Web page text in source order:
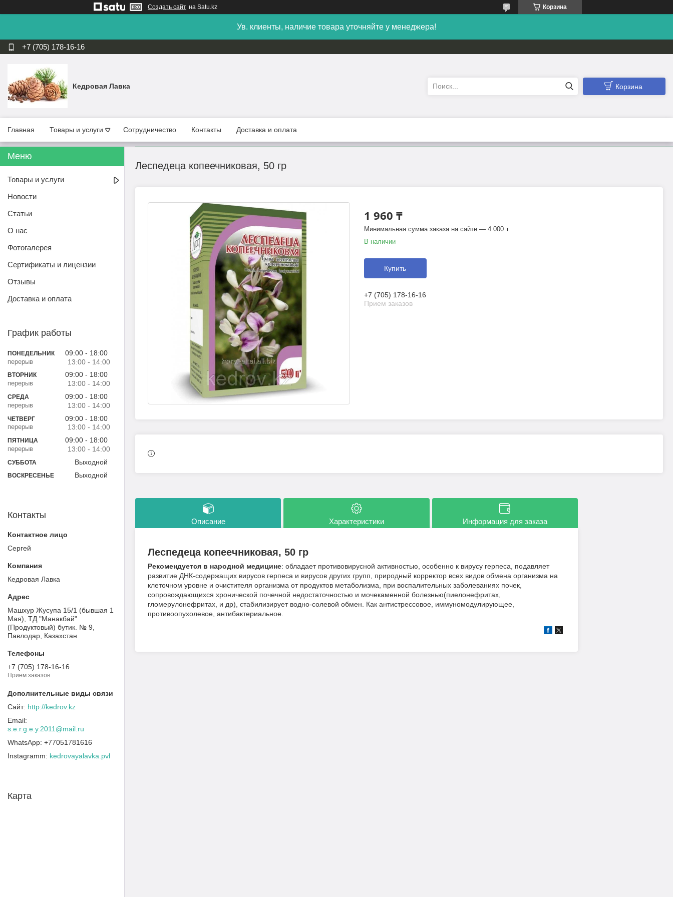
Создать сайт на Satu.kz Корзина
Ув. клиенты, наличие товара уточняйте у менеджера!
+7 (705) 178-16-16
Кедровая Лавка Корзина
Главная Товары и услуги Сотрудничество Контакты Доставка и оплата
Леспедеца копеечниковая, 50 гр
1 960 ₸
Минимальная сумма заказа на сайте — 4 000 ₸
В наличии
Купить
+7 (705) 178-16-16
Прием заказов
Описание Характеристики Информация для заказа
Леспедеца копеечниковая, 50 гр
Рекомендуется в народной медицине: обладает противовирусной активностью, особенно к вирусу герпеса, подавляет
развитие ДНК-содержащих вирусов герпеса и вирусов других групп, природный корректор всех видов обмена организма на
клеточном уровне и очистителя организма от продуктов метаболизма, при воспалительных заболеваниях почек,
сопровождающихся хронической почечной недостаточностью и мочекаменной болезнью(пиелонефритах,
гломерулонефритах, и др), стабилизирует водно-солевой обмен. Как антистрессовое, иммуномодулирующее,
противоопухолевое, антибактериальное.
Товары и услуги
Новости
Статьи
О нас
Фотогалерея
Сертификаты и лицензии
Отзывы
Доставка и оплата
График работы
ПОНЕДЕЛЬНИК 09:00
18:00
13:00
14:00
ВТОРНИК 09:00
18:00
13:00
14:00
СРЕДА 09:00
18:00
13:00
14:00
ЧЕТВЕРГ 09:00
18:00
13:00
14:00
ПЯТНИЦА 09:00
18:00
13:00
14:00
СУББОТА Выходной
ВОСКРЕСЕНЬЕ Выходной
Контакты
Сергей
Кедровая Лавка
Машхур Жусупа 15/1 (бывшая 1
Мая), ТД "Манакбай"
(Продуктовый) бутик. № 9,
Павлодар, Казахстан
+7 (705) 178-16-16
Прием заказов
http://kedrov.kz
s.e.r.g.e.y.2011@mail.ru
+77051781616
Instagramm
kedrovayalavka.pvl
Карта